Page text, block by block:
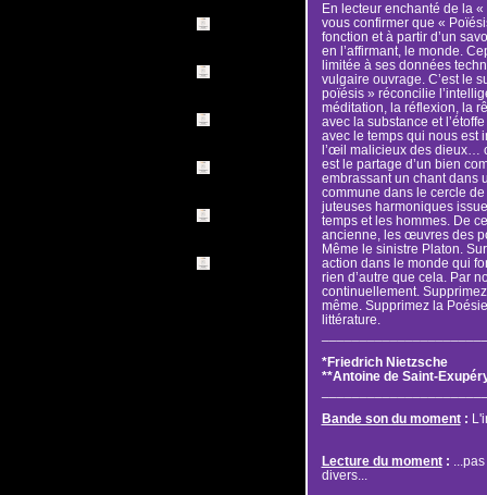
En lecteur enchanté de la
vous confirmer que «
fonction et à partir d’un
en l’affirmant, le monde.
limitée à ses données
vulgaire ouvrage. C’est le
poïésis » réconcilie
méditation, la réflexion, la
avec la substance et
avec le temps qui nous est
l’œil malicieux des dieux…
est le partage d’un bien
embrassant un chant dans
commune dans le cercle
juteuses harmoniques
temps et les hommes. De
ancienne, les œuvres des
Même le sinistre Platon.
action dans le monde qui
rien d’autre que cela. Par
continuellement.
même. Supprimez la
littérature.
*Friedrich Nietzsche
**Antoine de Saint-
Bande son du moment:
Lecture du moment:
divers...